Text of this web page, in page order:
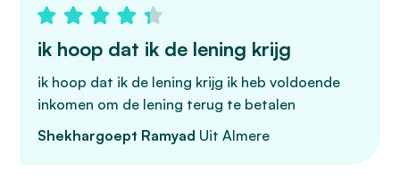
ik hoop dat ik de lening krijg
ik hoop dat ik de lening krijg ik heb voldoende
inkomen om de lening terug te betalen
Shekhargoept Ramyad Uit Almere